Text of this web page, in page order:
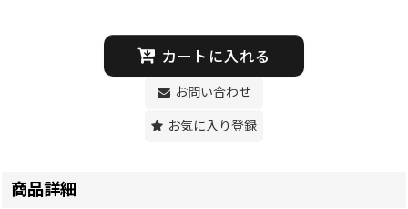
カートに入れる
お問い合わせ
お気に入り登録
商品詳細